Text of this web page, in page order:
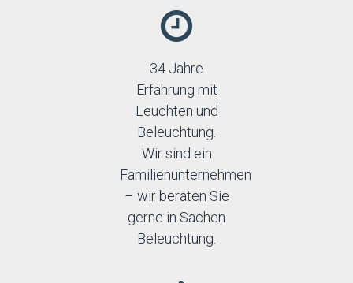
34 Jahre
Erfahrung mit
Leuchten und
Beleuchtung.
Wir sind ein
Familienunternehmen
– wir beraten Sie
gerne in Sachen
Beleuchtung.